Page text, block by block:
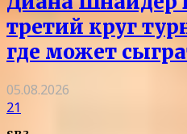
третий круг
где может
05.08.2026
21